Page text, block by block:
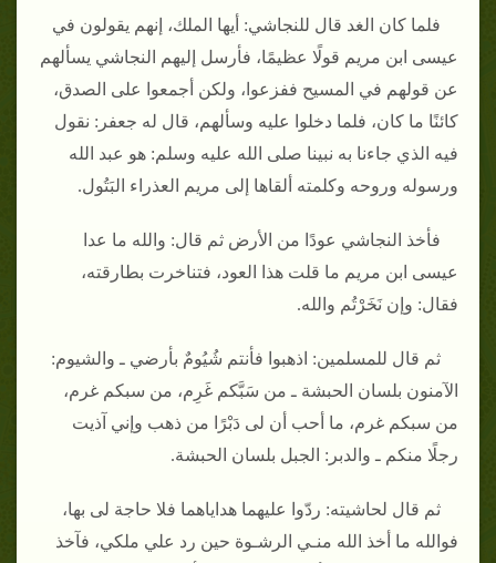
فلما كان الغد قال للنجاشي‏:‏ أيها الملك، إنهم يقولون في
عيسى ابن مريم قولًا عظيمًا، فأرسل إليهم النجاشي يسألهم
عن قولهم في المسيح ففزعوا، ولكن أجمعوا على الصدق،
كائنًا ما كان، فلما دخلوا عليه وسألهم، قال له جعفر‏:‏ نقول
فيه الذي جاءنا به نبينا صلى الله عليه وسلم‏:‏ هو عبد الله
ورسوله وروحه وكلمته ألقاها إلى مريم العذراء البَتُول‏.‏
فأخذ النجاشي عودًا من الأرض ثم قال‏:‏ والله ما عدا
عيسى ابن مريم ما قلت هذا العود، فتناخرت بطارقته،
فقال‏:‏ وإن نَخَرْتُم والله‏.‏
ثم قال للمسلمين‏:‏ اذهبوا فأنتم شُيُومٌ بأرضي ـ والشيوم‏:‏
الآمنون بلسان الحبشة ـ من سَبَّكم غَرِم، من سبكم غرم،
من سبكم غرم، ما أحب أن لى دَبْرًا من ذهب وإني آذيت
رجلًا منكم ـ والدبر‏:‏ الجبل بلسان الحبشة‏.‏
ثم قال لحاشيته‏:‏ ردّوا عليهما هداياهما فلا حاجة لى بها،
فوالله ما أخذ الله منـي الرشـوة حين رد علي ملكي، فآخذ